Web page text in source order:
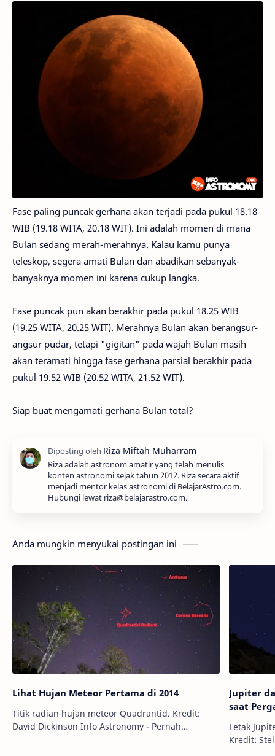
Fase paling puncak gerhana akan terjadi pada pukul 18.18
WIB (19.18 WITA, 20.18 WIT). Ini adalah momen di mana
Bulan sedang merah-merahnya. Kalau kamu punya
teleskop, segera amati Bulan dan abadikan sebanyak-
banyaknya momen ini karena cukup langka.
Fase puncak pun akan berakhir pada pukul 18.25 WIB
(19.25 WITA, 20.25 WIT). Merahnya Bulan akan berangsur-
angsur pudar, tetapi "gigitan" pada wajah Bulan masih
akan teramati hingga fase gerhana parsial berakhir pada
pukul 19.52 WIB (20.52 WITA, 21.52 WIT).
Siap buat mengamati gerhana Bulan total?
Riza adalah astronom amatir yang telah menulis
konten astronomi sejak tahun 2012. Riza secara aktif
menjadi mentor kelas astronomi di BelajarAstro.com.
Hubungi lewat riza@belajarastro.com.
Anda mungkin menyukai postingan ini
Lihat Hujan Meteor Pertama di 2014
Titik radian hujan meteor Quadrantid. Kredit:
David Dickinson Info Astronomy - Pernah
Jupiter
saat
Letak
Kredit: Stellarium Info